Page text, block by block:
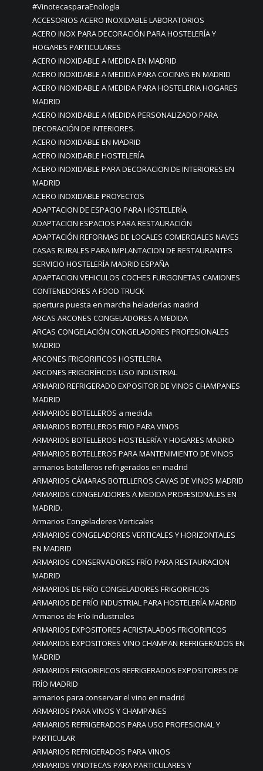
#VinotecasparaEnología
ACCESORIOS ACERO INOXIDABLE LABORATORIOS
ACERO INOX PARA DECORACIÓN PARA HOSTELERÍA Y
HOGARES PARTICULARES
ACERO INOXIDABLE A MEDIDA EN MADRID
ACERO INOXIDABLE A MEDIDA PARA COCINAS EN MADRID
ACERO INOXIDABLE A MEDIDA PARA HOSTELERIA HOGARES
MADRID
ACERO INOXIDABLE A MEDIDA PERSONALIZADO PARA
DECORACIÓN DE INTERIORES.
ACERO INOXIDABLE EN MADRID
ACERO INOXIDABLE HOSTELERÍA
ACERO INOXIDABLE PARA DECORACION DE INTERIORES EN
MADRID
ACERO INOXIDABLE PROYECTOS
ADAPTACION DE ESPACIO PARA HOSTELERÍA
ADAPTACION ESPACIOS PARA RESTAURACIÓN
ADAPTACIÓN REFORMAS DE LOCALES COMERCIALES NAVES
CASAS RURALES PARA IMPLANTACION DE RESTAURANTES
SERVICIO HOSTELERÍA MADRID ESPAÑA
ADAPTACION VEHICULOS COCHES FURGONETAS CAMIONES
CONTENEDORES A FOOD TRUCK
apertura puesta en marcha heladerías madrid
ARCAS ARCONES CONGELADORES A MEDIDA
ARCAS CONGELACIÓN CONGELADORES PROFESIONALES
MADRID
ARCONES FRIGORIFICOS HOSTELERIA
ARCONES FRIGORÍFICOS USO INDUSTRIAL
ARMARIO REFRIGERADO EXPOSITOR DE VINOS CHAMPANES
MADRID
ARMARIOS BOTELLEROS a medida
ARMARIOS BOTELLEROS FRIO PARA VINOS
ARMARIOS BOTELLEROS HOSTELERÍA Y HOGARES MADRID
ARMARIOS BOTELLEROS PARA MANTENIMIENTO DE VINOS
armarios botelleros refrigerados en madrid
ARMARIOS CÁMARAS BOTELLEROS CAVAS DE VINOS MADRID
ARMARIOS CONGELADORES A MEDIDA PROFESIONALES EN
MADRID.
Armarios Congeladores Verticales
ARMARIOS CONGELADORES VERTICALES Y HORIZONTALES
EN MADRID
ARMARIOS CONSERVADORES FRÍO PARA RESTAURACION
MADRID
ARMARIOS DE FRÍO CONGELADORES FRIGORIFICOS
ARMARIOS DE FRÍO INDUSTRIAL PARA HOSTELERÍA MADRID
Armarios de Frío Industriales
ARMARIOS EXPOSITORES ACRISTALADOS FRIGORIFICOS
ARMARIOS EXPOSITORES VINO CHAMPAN REFRIGERADOS EN
MADRID
ARMARIOS FRIGORIFICOS REFRIGERADOS EXPOSITORES DE
FRÍO MADRID
armarios para conservar el vino en madrid
ARMARIOS PARA VINOS Y CHAMPANES
ARMARIOS REFRIGERADOS PARA USO PROFESIONAL Y
PARTICULAR
ARMARIOS REFRIGERADOS PARA VINOS
ARMARIOS VINOTECAS PARA PARTICULARES Y